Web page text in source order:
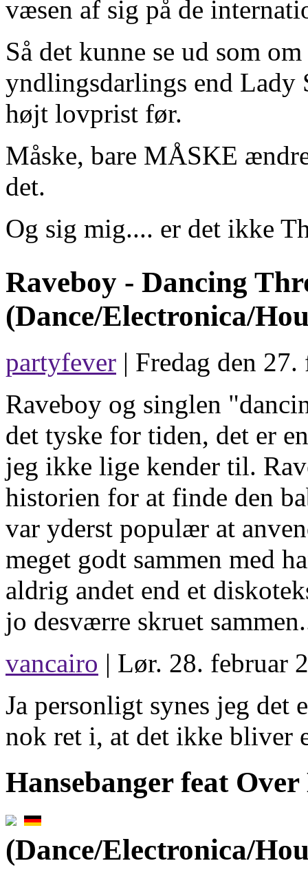
væsen af sig på de
Så det kunne se ud som
yndlingsdarlings end Lady
højt lovprist før.
Måske, bare MÅSKE
det.
Og sig mig.... er det ikke
Raveboy - Dancing
(Dance/Electronica/
partyfever | Fredag den
Raveboy og singlen
det tyske for tiden, det er
jeg ikke lige kender til.
historien for at finde den
var yderst populær at
meget godt sammen med
aldrig andet end et
jo desværre skruet
vancairo | Lør. 28. februar
Ja personligt synes jeg det
nok ret i, at det ikke bliver
Hansebanger feat
(Dance/Electronica/